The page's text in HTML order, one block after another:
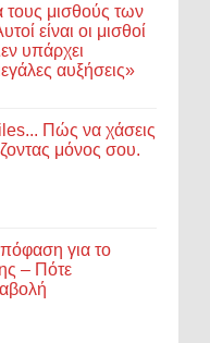
τους μισθούς των
είναι οι μισθοί
υπάρχει
αυξήσεις»
Πώς να χάσεις
μόνος σου.
για το
– Πότε